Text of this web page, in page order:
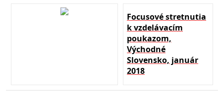
Focusové stretnutia
k vzdelávacím
poukazom,
Východné
Slovensko, január
2018